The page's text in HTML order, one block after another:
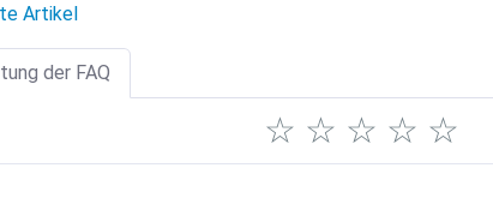
Artikel
der FAQ
☆
☆
☆
☆
☆